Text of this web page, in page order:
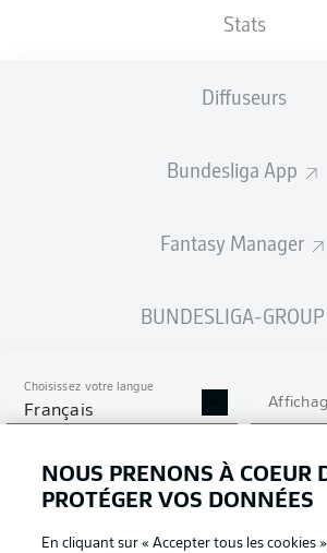
Stats
Diffuseurs
Bundesliga App
Fantasy Manager
BUNDESLIGA-GROUP
Choisissez votre langue
Français
Connexion
NOUS PRENONS À COEUR
PROTÉGER VOS DONNÉES
En cliquant sur « Accepter tous les cookies